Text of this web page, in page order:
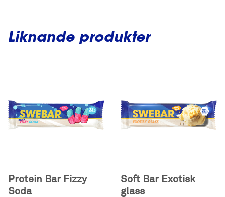
Liknande produkter
Protein Bar Fizzy
Soda
Soft Bar Exotisk
glass